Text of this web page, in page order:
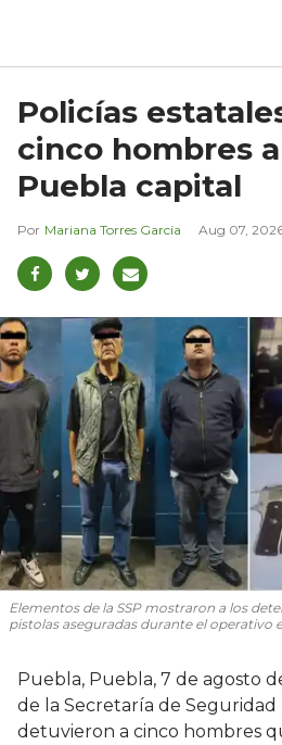
Policías
cinco hombres
Puebla capital
Mariana Torres García Aug 07,
Elementos de la SSP mostraron a los
pistolas aseguradas durante el operativo
Puebla, Puebla, 7 de agosto
de la Secretaría de Seguridad
detuvieron a cinco hombres